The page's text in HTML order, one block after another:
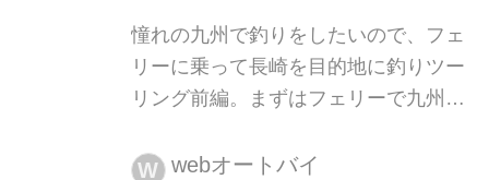
憧れの九州で釣りをしたいので、フェ
リーに乗って長崎を目的地に釣りツー
リング前編。まずはフェリーで九州上
アジフライの聖地を目指すよ〈若林浩
W webオートバイ